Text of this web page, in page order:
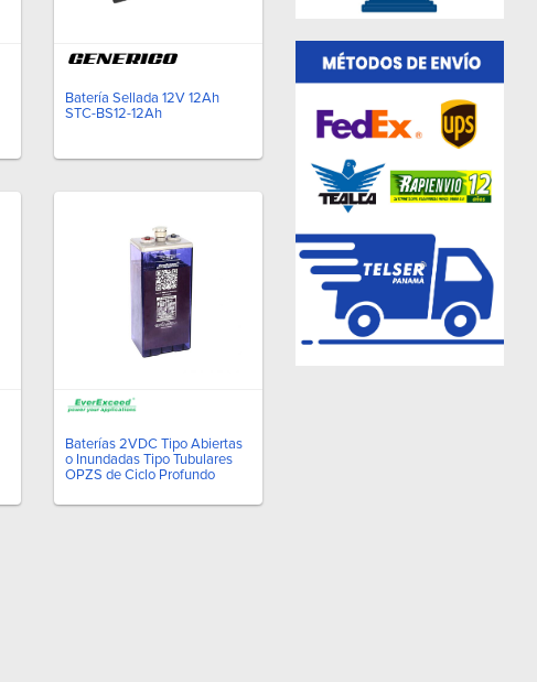
Batería Sellada 12V 12Ah
STC-BS12-12Ah
Baterías 2VDC Tipo Abiertas
o Inundadas Tipo Tubulares
OPZS de Ciclo Profundo